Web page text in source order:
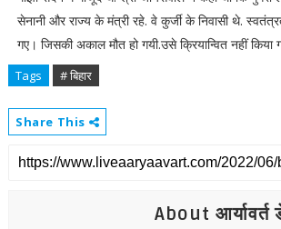
सेनानी और राज्य के मंत्री रहे. वे कुर्जी के निवासी थे.
गए। जिसकी अकाल मौत हो गयी.उसे क्रियान्वित नहीं किया
Tags # बिहार
Share This
About आर्यावर्त